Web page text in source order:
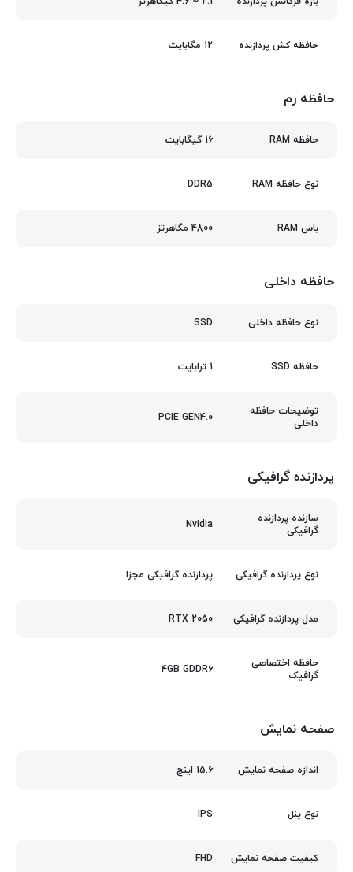
حافظه کش پردازنده 12 مگابایت
حافظه رم
حافظه RAM 16 گیگابایت
نوع حافظه RAM DDR5
باس RAM 4800 مگاهرتز
حافظه داخلی
نوع حافظه داخلی SSD
حافظه SSD 1 ترابایت
توضیحات حافظه
داخلی
PCIE GEN4.0
پردازنده گرافیکی
سازنده پردازنده
گرافیکی
Nvidia
نوع پردازنده گرافیکی پردازنده گرافیکی مجزا
مدل پردازنده گرافیکی RTX 2050
حافظه اختصاصی
گرافیک
4GB GDDR6
صفحه نمایش
اندازه صفحه نمایش 15.6 اینچ
نوع پنل IPS
کیفیت صفحه نمایش FHD